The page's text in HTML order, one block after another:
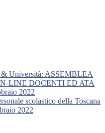
& Università: ASSEMBLEA
LINE DOCENTI ED ATA
2022
scolastico della Toscana
2022